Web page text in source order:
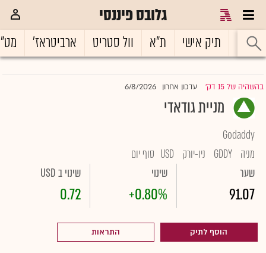
גלובס פיננסי
ראשי תיק אישי ת"א וול סטריט ארביטראז'
בהשהיה של 15 דק' |עדכון אחרון 6/8/2026
מניית גודאדי
Godaddy
מניה GDDY ניו-יורק USD סוף יום
שער
91.07
שינוי
+0.80%
שינוי ב USD
0.72
הוסף לתיק התראות